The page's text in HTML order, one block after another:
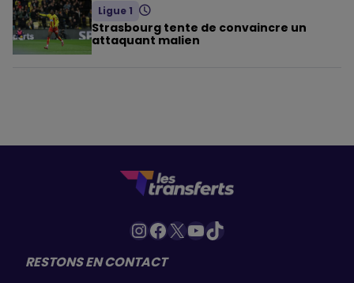
Ligue 1
Strasbourg tente de convaincre un
attaquant malien
Instagram
Facebook
X YouTube
TikTok
RESTONS EN CONTACT